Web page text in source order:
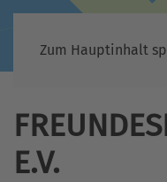
Zum Hauptinhalt
E.V.